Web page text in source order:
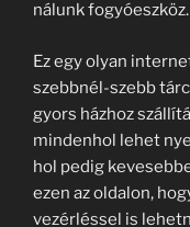
nálunk fogyóeszköz.
Ez egy olyan
szebbnél-szebb
gyors házhoz
mindenhol lehet
hol pedig
ezen az oldalon,
vezérléssel is